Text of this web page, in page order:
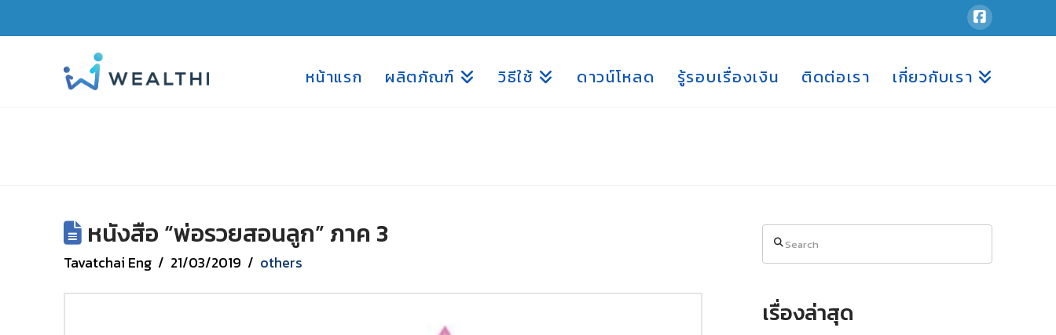
หน้าแรก ผลิตภัณฑ์ วิธีใช้ ดาวน์โหลด รู้รอบเรื่องเงิน ติดต่อเรา เกี่ยวกับเรา
หนังสือ “พ่อรวยสอนลูก” ภาค 3
Tavatchai Eng 21/03/2019 others
Search
เรื่องล่าสุด